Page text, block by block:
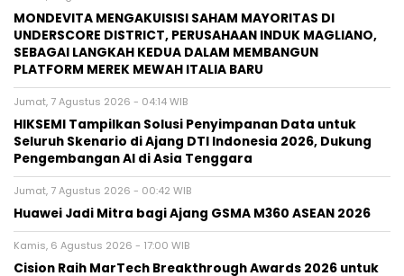
MONDEVITA MENGAKUISISI SAHAM MAYORITAS DI
UNDERSCORE DISTRICT, PERUSAHAAN INDUK MAGLIANO,
SEBAGAI LANGKAH KEDUA DALAM MEMBANGUN
PLATFORM MEREK MEWAH ITALIA BARU
Jumat, 7 Agustus 2026 - 04:14 WIB
HIKSEMI Tampilkan Solusi Penyimpanan Data untuk
Seluruh Skenario di Ajang DTI Indonesia 2026, Dukung
Pengembangan AI di Asia Tenggara
Jumat, 7 Agustus 2026 - 00:42 WIB
Huawei Jadi Mitra bagi Ajang GSMA M360 ASEAN 2026
Kamis, 6 Agustus 2026 - 17:00 WIB
Cision Raih MarTech Breakthrough Awards 2026 untuk